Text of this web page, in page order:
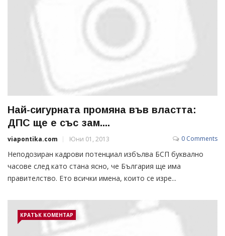
Най-сигурната промяна във властта:
ДПС ще е със зам....
viapontika.com Юни 01, 2013 0 Comments
Неподозиран кадрови потенциал избълва БСП буквално
часове след като стана ясно, че България ще има
правителство. Ето всички имена, които се изре...
КРАТЪК КОМЕНТАР